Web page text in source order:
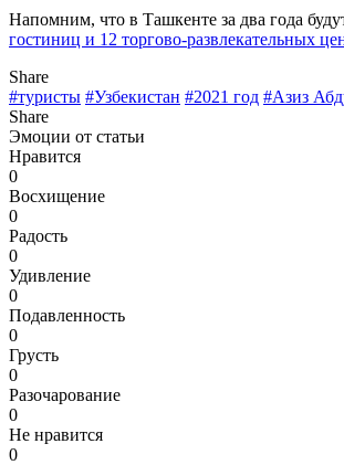
Напомним, что в Ташкенте за два года
гостиниц и 12 торгово-развлекательных
Share
#туристы #Узбекистан #2021 год #Азиз
Share
Эмоции от статьи
Нравится
0
Восхищение
0
Радость
0
Удивление
0
Подавленность
0
Грусть
0
Разочарование
0
Не нравится
0